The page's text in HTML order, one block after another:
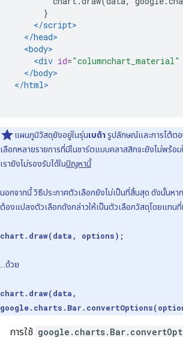
}
</script>
</head>
<body>
<div id="columnchart_material"
</body>
</html>
แผนภูมิวัสดุยังอยู่ในรุ่นเบต้า รูปลักษณ์และการโต้ต
เลือกหลายรายการที่มีในชาร์ตแบบคลาสสิกจะยังไม่พร้อม
เรายังไม่รองรับได้ในปัญหานี้
นอกจากนี้ วิธีประกาศตัวเลือกยังไม่เป็นที่สิ้นสุด ดังนั้นหา
ต้องแปลงตัวเลือกดังกล่าวให้เป็นตัวเลือกวัสดุโดยแทน
chart.draw(data, options);
...ด้วย
chart.draw(data,
การใช้